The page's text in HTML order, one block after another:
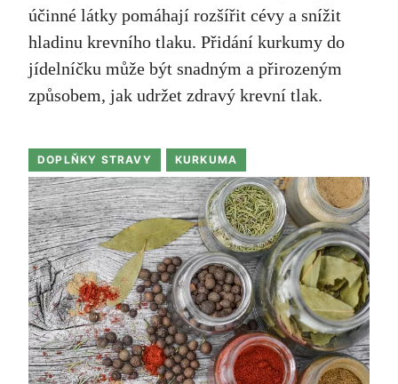
účinné látky pomáhají rozšířit cévy a snížit
hladinu krevního tlaku. Přidání kurkumy do
jídelníčku může být snadným a přirozeným
způsobem, jak udržet zdravý krevní tlak.
DOPLŇKY STRAVY KURKUMA